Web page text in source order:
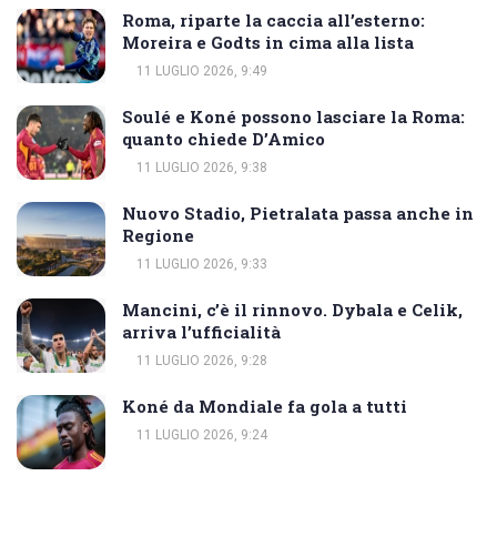
Roma, riparte la caccia all’esterno:
Moreira e Godts in cima alla lista
11 LUGLIO 2026, 9:49
Soulé e Koné possono lasciare la Roma:
quanto chiede D’Amico
11 LUGLIO 2026, 9:38
Nuovo Stadio, Pietralata passa anche in
Regione
11 LUGLIO 2026, 9:33
Mancini, c’è il rinnovo. Dybala e Celik,
arriva l’ufficialità
11 LUGLIO 2026, 9:28
Koné da Mondiale fa gola a tutti
11 LUGLIO 2026, 9:24